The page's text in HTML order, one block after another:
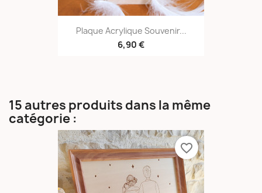
Plaque Acrylique Souvenir...
6,90 €
15 autres produits dans la même
catégorie :
favorite_border